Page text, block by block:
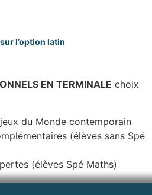
l’option latin
EN TERMINALE choix
du Monde contemporain
(élèves sans Spé
(élèves Spé Maths)